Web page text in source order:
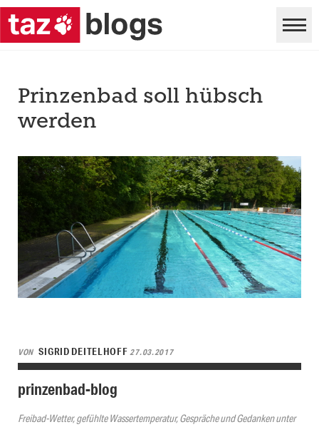
Prinzenbad soll hübsch
werden
VON SIGRID DEITELHOFF27.03.2017
prinzenbad-blog
Freibad-Wetter, gefühlte Wassertemperatur, Gespräche und Gedanken unter